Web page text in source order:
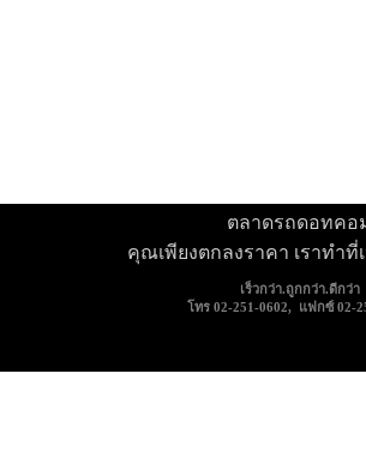
ตลาดรถดอทคอ
คุณเพียงตกลงราคา เราทำที่
เร็วกว่า.ถูกกว่า.ดีกว่า
โทร 02-251-0602, แฟกซ์ 02-